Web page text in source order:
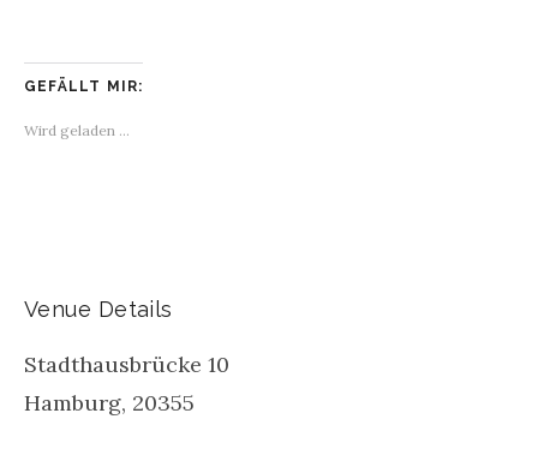
GEFÄLLT MIR:
Wird geladen …
Venue Details
Stadthausbrücke 10
Hamburg, 20355